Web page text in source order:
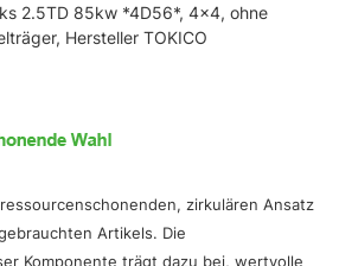
2.5TD 85kw *4D56*, 4x4, ohne
Hersteller TOKICO
zirkulären Ansatz
Artikels. Die
Komponente trägt dazu bei, wertvolle